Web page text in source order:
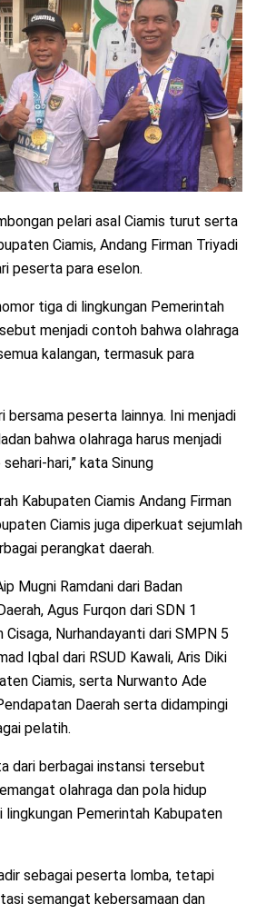
pelari asal Ciamis turut serta
Ciamis, Andang Firman Triyadi
peserta para eselon.
tiga di lingkungan Pemerintah
menjadi contoh bahwa olahraga
kalangan, termasuk para
bersama peserta lainnya. Ini menjadi
bahwa olahraga harus menjadi
hari,” kata Sinung
Kabupaten Ciamis Andang Firman
Ciamis juga diperkuat sejumlah
perangkat daerah.
Mugni Ramdani dari Badan
Agus Furqon dari SDN 1
Nurhandayanti dari SMPN 5
Iqbal dari RSUD Kawali, Aris Diki
Ciamis, serta Nurwanto Ade
Daerah serta didampingi
pelatih.
dari berbagai instansi tersebut
olahraga dan pola hidup
Pemerintah Kabupaten
sebagai peserta lomba, tetapi
semangat kebersamaan dan